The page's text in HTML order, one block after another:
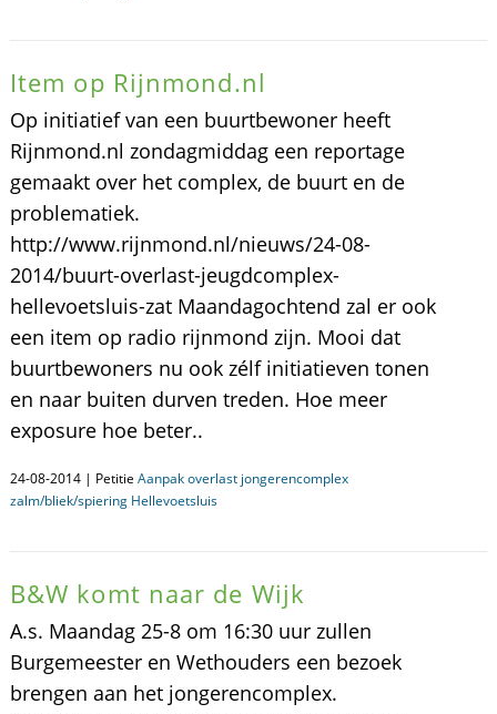
Item op Rijnmond.nl
Op initiatief van een buurtbewoner heeft
Rijnmond.nl zondagmiddag een reportage
gemaakt over het complex, de buurt en de
problematiek.
http://www.rijnmond.nl/nieuws/24-08-
2014/buurt-overlast-jeugdcomplex-
hellevoetsluis-zat Maandagochtend zal er ook
een item op radio rijnmond zijn. Mooi dat
buurtbewoners nu ook zélf initiatieven tonen
en naar buiten durven treden. Hoe meer
exposure hoe beter..
24-08-2014 | Petitie Aanpak overlast jongerencomplex
zalm/bliek/spiering Hellevoetsluis
B&W komt naar de Wijk
A.s. Maandag 25-8 om 16:30 uur zullen
Burgemeester en Wethouders een bezoek
brengen aan het jongerencomplex.